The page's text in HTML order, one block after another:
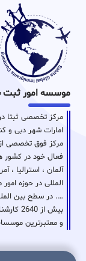
موسسه امور ثبت بین المللی
امارات شهر دبی و
مرکز فوق تخصصی
فعال خود در کشور
آلمان ، استرالیا ،
المللی در حوزه
…. در سطح بین
بیش
و معتبرترین